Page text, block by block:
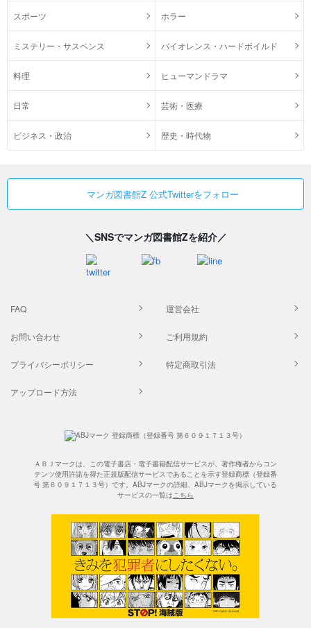
スポーツ ホラー
ミステリー・サスペンス バイオレンス・ハードボイルド
料理 ヒューマンドラマ
日常 芸術・医療
ビジネス・政治 歴史・時代物
マンガ図書館Z 公式Twitterをフォロー
＼SNSでマンガ図書館Zを紹介／
FAQ 運営会社
お問い合わせ ご利用規約
プライバシーポリシー 特定商取引法
アップロード方法
ＡＢＪマークは、この電子書店・電子書籍配信サービスが、著作権者からコン
テンツ使用許諾を得た正規版配信サービスであることを示す登録商標（登録番
号 第６０９１７１３号）です。ABJマークの詳細、ABJマークを掲示している
サービスの一覧はこちら